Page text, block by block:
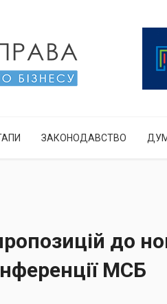
ЗАКОНОДАВСТВО
до
МСБ